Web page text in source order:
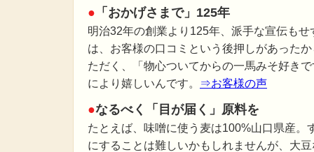
● 「おかげさまで」125年
明治32年の創業より125年、派手な宣伝も
は、お客様の口コミという後押しがあった
ただく、「物心ついてからの一馬みそ好き
により嬉しいんです。
⇒お客様の声
●なるべく「目が届く」原料を
たとえば、味噌に使う麦は100%山口県産。
にすることは難しいかもしれませんが、大